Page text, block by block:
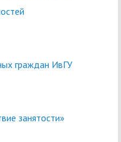
граждан ИвГУ
занятости»